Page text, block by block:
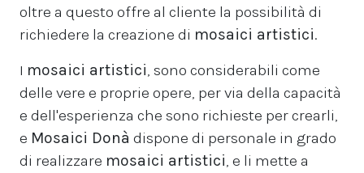
oltre a questo offre al cliente la possibilità di
richiedere la creazione di mosaici artistici.
I mosaici artistici, sono considerabili come
delle vere e proprie opere, per via della capacità
e dell'esperienza che sono richieste per crearli,
e Mosaici Donà dispone di personale in grado
di realizzare mosaici artistici, e li mette a